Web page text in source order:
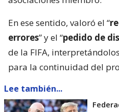
En ese sentido, valoró el “
errores” y el “pedido de
de la FIFA,
para la continuidad del
Lee también...